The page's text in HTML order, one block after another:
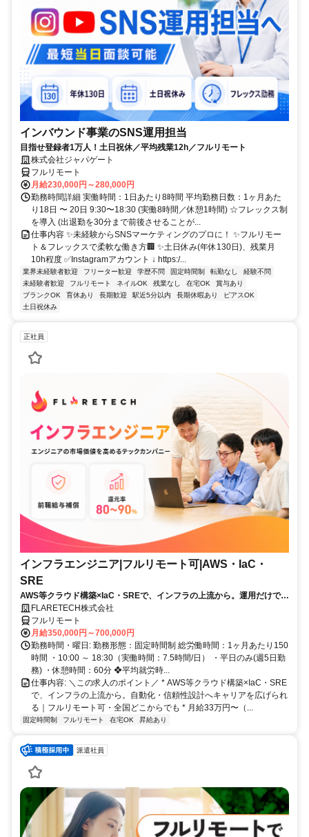
インバウンド事業のSNS運用担当
目指せ登録者1万人！土日祝休／平均残業12h／フルリモート
株式会社ジャパゲート
フルリモート
月給230,000円～280,000円
勤務時間詳細 実働時間：1日あたり8時間 平均勤務日数：1ヶ月あた
り18日 〜 20日 9:30〜18:30 (実働8時間／休憩1時間) ☆フレックス制
を導入 (出退勤を30分まで前後させることが...
仕事内容 ✨未経験からSNSマーケティングのプロに！ ✨フルリモー
ト＆フレックスで柔軟な働き方🏢 ✨土日休み(年休130日)、残業月
10h程度 ✅Instagramアカウント ↓ https:/...
業界未経験者歓迎 フリーター歓迎 学歴不問 固定時間制 転勤なし
経験不問
未経験者歓迎
フルリモート ネイルOK 残業なし 在宅OK
賞与あり
ブランクOK
育休あり 長期歓迎 駅近5分以内 長期休暇あり
ピアスOK
土日祝休み
正社員
インフラエンジニア|フルリモート可|AWS・IaC・
SRE
AWS等クラウド構築×IaC・SREで、インフラの上流から。運用だけで終
わらず、自動化・信頼性設計・アーキテクチャ設計へキャリアを広げら
れます。若手中心・AI駆動開発が日常。残業月10h以下・年休123日・フ
ルリモート可。
FLARETECH株式会社
フルリモート
月給350,000円～700,000円
勤務時間・曜日: 勤務形態：固定時間制 総労働時間：1ヶ月あたり150
時間 ・10:00 ～ 18:30（実働時間：7.5時間/日） ・平日のみ(週5日勤
務) ・休憩時間：60分 ❖平均就労時...
仕事内容: ＼この求人のポイント／ * AWS等クラウド構築×IaC・SRE
で、インフラの上流から。自動化・信頼性設計へキャリアを広げられ
る｜フルリモート可・全国どこからでも * 月給33万円〜（...
固定時間制 フルリモート 在宅OK 昇給あり
派遣社員